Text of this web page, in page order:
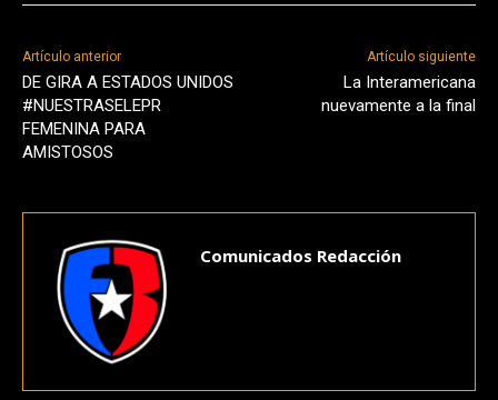
Artículo anterior
DE GIRA A ESTADOS UNIDOS
#NUESTRASELEPR
FEMENINA PARA
AMISTOSOS
Artículo siguiente
La Interamericana
nuevamente a la final
Comunicados Redacción